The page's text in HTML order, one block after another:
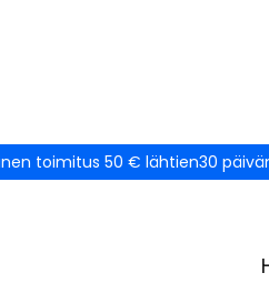
toimitus 50 € lähtien30